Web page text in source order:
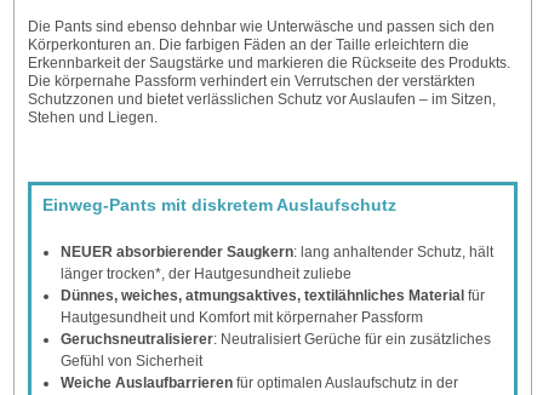
Die Pants sind ebenso dehnbar wie Unterwäsche und passen sich den
Körperkonturen an. Die farbigen Fäden an der Taille erleichtern die
Erkennbarkeit der Saugstärke und markieren die Rückseite des Produkts.
Die körpernahe Passform verhindert ein Verrutschen der verstärkten
Schutzzonen und bietet verlässlichen Schutz vor Auslaufen – im Sitzen,
Stehen und Liegen.
Einweg-Pants mit diskretem Auslaufschutz
NEUER absorbierender Saugkern: lang anhaltender Schutz, hält
länger trocken*, der Hautgesundheit zuliebe
Dünnes, weiches, atmungsaktives, textilähnliches Material für
Hautgesundheit und Komfort mit körpernaher Passform
Geruchsneutralisierer: Neutralisiert Gerüche für ein zusätzliches
Gefühl von Sicherheit
Weiche Auslaufbarrierenfür optimalen Auslaufschutz in der